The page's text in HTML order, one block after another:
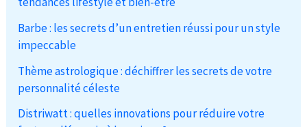
Barbe : les secrets d’un entretien réussi pour un style
impeccable
Thème astrologique : déchiffrer les secrets de votre
personnalité céleste
Distriwatt : quelles innovations pour réduire votre